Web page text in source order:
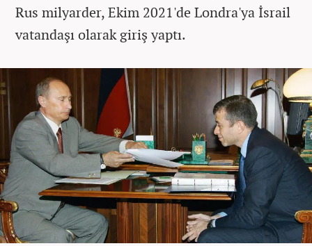
Rus milyarder, Ekim 2021'de Londra'ya İsrail
vatandaşı olarak giriş yaptı.